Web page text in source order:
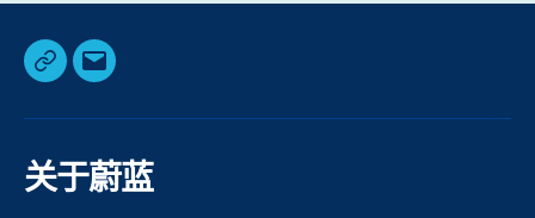
Weibo电
关于蔚蓝